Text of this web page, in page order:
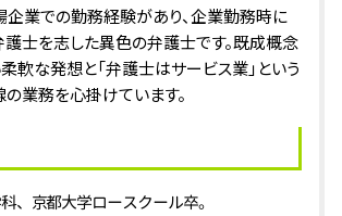
業での勤務経験があり、企業勤務時に
士を志した異色の弁護士です。既成概念
軟な発想と「弁護士はサービス業」という
業務を心掛けています。
、京都大学ロースクール卒。